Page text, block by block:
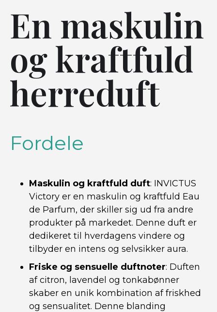
En maskulin
og kraftfuld
herreduft
Fordele
Maskulin og kraftfuld duft: INVICTUS
Victory er en maskulin og kraftfuld Eau
de Parfum, der skiller sig ud fra andre
produkter på markedet. Denne duft er
dedikeret til hverdagens vindere og
tilbyder en intens og selvsikker aura.
Friske og sensuelle duftnoter: Duften
af citron, lavendel og tonkabønner
skaber en unik kombination af friskhed
og sensualitet. Denne blanding